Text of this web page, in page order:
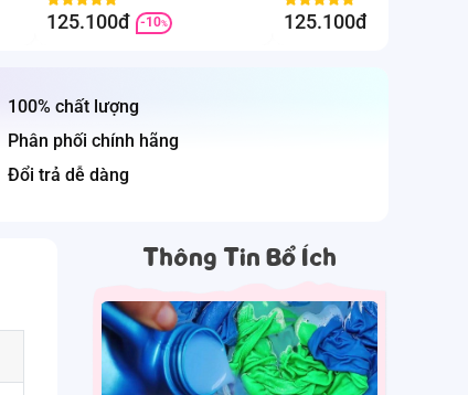
125.100đ -10% 125.100đ
100% chất lượng
Phân phối chính hãng
Đổi trả dễ dàng
Thông Tin Bổ Ích